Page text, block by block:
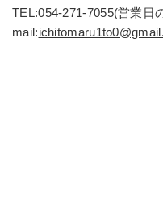
TEL:054-271-7055(営業日
mail: